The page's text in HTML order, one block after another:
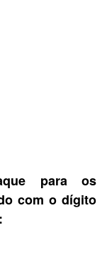
para os
com o dígito